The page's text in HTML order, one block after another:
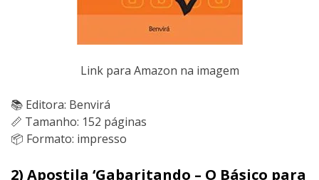
Link para Amazon na imagem
📚 Editora: Benvirá
📏 Tamanho: 152 páginas
📦 Formato: impresso
2) Apostila ‘Gabaritando – O Básico para